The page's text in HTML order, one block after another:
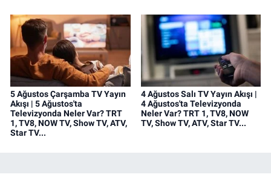
5 Ağustos Çarşamba TV Yayın
Akışı | 5 Ağustos'ta
Televizyonda Neler Var? TRT
1, TV8, NOW TV, Show TV, ATV,
Star TV...
4 Ağustos Salı TV Yayın Akışı |
4 Ağustos'ta Televizyonda
Neler Var? TRT 1, TV8, NOW
TV, Show TV, ATV, Star TV...